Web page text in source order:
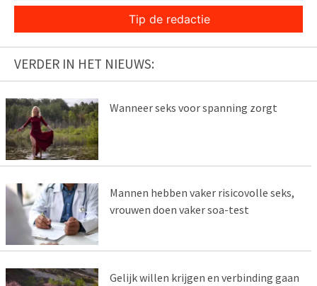
Tip de redactie
VERDER IN HET NIEUWS:
Wanneer seks voor spanning zorgt
Mannen hebben vaker risicovolle seks,
vrouwen doen vaker soa-test
Gelijk willen krijgen en verbinding gaan